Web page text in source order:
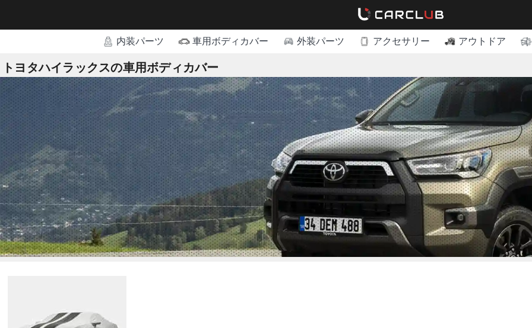
内装パーツ 車用ボディカバー 外装パーツ アクセサリー アウトドア
トヨタハイラックスの車用ボディカバー